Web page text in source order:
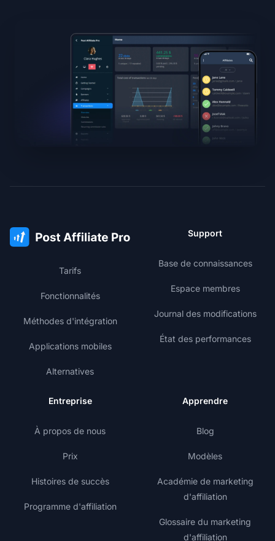
Tarifs
Fonctionnalités
Méthodes d'intégration
Applications mobiles
Alternatives
Support
Base de connaissances
Espace membres
Journal des modifications
État des performances
Entreprise
À propos de nous
Prix
Histoires de succès
Programme d'affiliation
Apprendre
Blog
Modèles
Académie de marketing
d'affiliation
Glossaire du marketing
d'affiliation